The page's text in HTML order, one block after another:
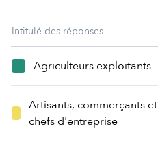
Intitulé des réponses
Agriculteurs exploitants
Artisants, commerçants et
chefs d'entreprise